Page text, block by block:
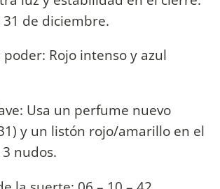
de diciembre.
poder: Rojo intenso y azul
Usa un perfume nuevo
y un listón rojo/amarillo en el
nudos.